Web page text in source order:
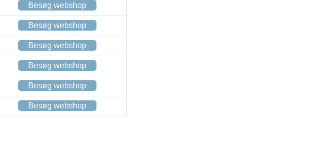
Besøg webshop
Besøg webshop
Besøg webshop
Besøg webshop
Besøg webshop
Besøg webshop